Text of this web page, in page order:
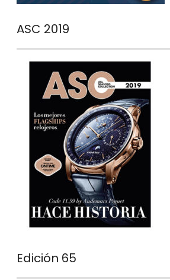
ASC 2019
Edición 65